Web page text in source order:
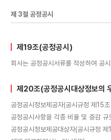
제 3절 공정공시
제19조(공정공시)
회사는 공정공시서류를 작성하여 공
제20조(공정공시대상정보의
공정공시정보제공자(공시규정 제15
공정공시사항을 각종 비율 및 증감
공정공시정보제공대상자(공시규정